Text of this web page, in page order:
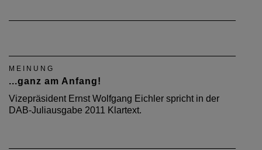
MEINUNG
...ganz am Anfang!
Vizepräsident Ernst Wolfgang Eichler spricht in der
DAB-Juliausgabe 2011 Klartext.